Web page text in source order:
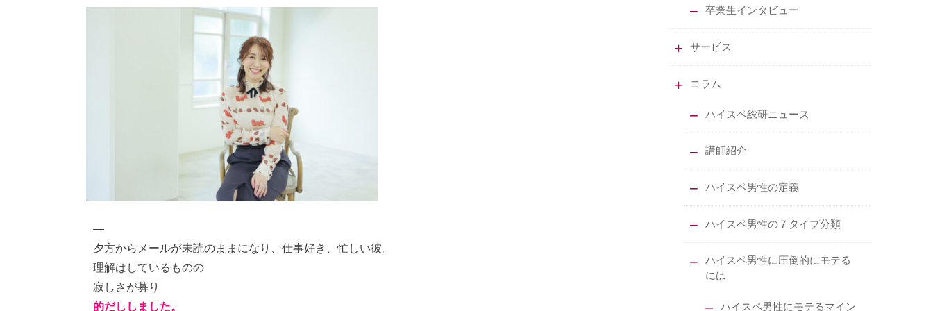
—
夕方からメールが未読のままになり、仕事好き、忙しい彼。
理解はしているものの
寂しさが募り
的だししました。
卒業生インタビュー
サービス
コラム
ハイスペ総研ニュース
講師紹介
ハイスペ男性の定義
ハイスペ男性の７タイプ分類
ハイスペ男性に圧倒的にモテる
には
ハイスペ男性にモテるマイン